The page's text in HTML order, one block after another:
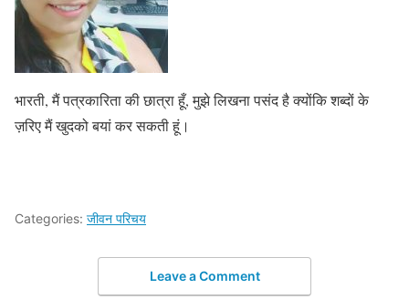
भारती, मैं पत्रकारिता की छात्रा हूँ, मुझे लिखना पसंद है क्योंकि शब्दों के
ज़रिए मैं खुदको बयां कर सकती हूं।
Categories: जीवन परिचय
Leave a Comment